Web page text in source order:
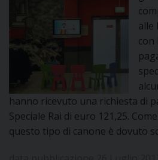
alle
con
hanno ricevuto una richiesta di
Speciale Rai di euro 121,25.
questo tipo di canone è dovuto